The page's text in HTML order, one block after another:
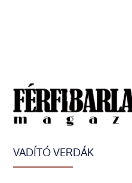
VADÍTÓ VERDÁK